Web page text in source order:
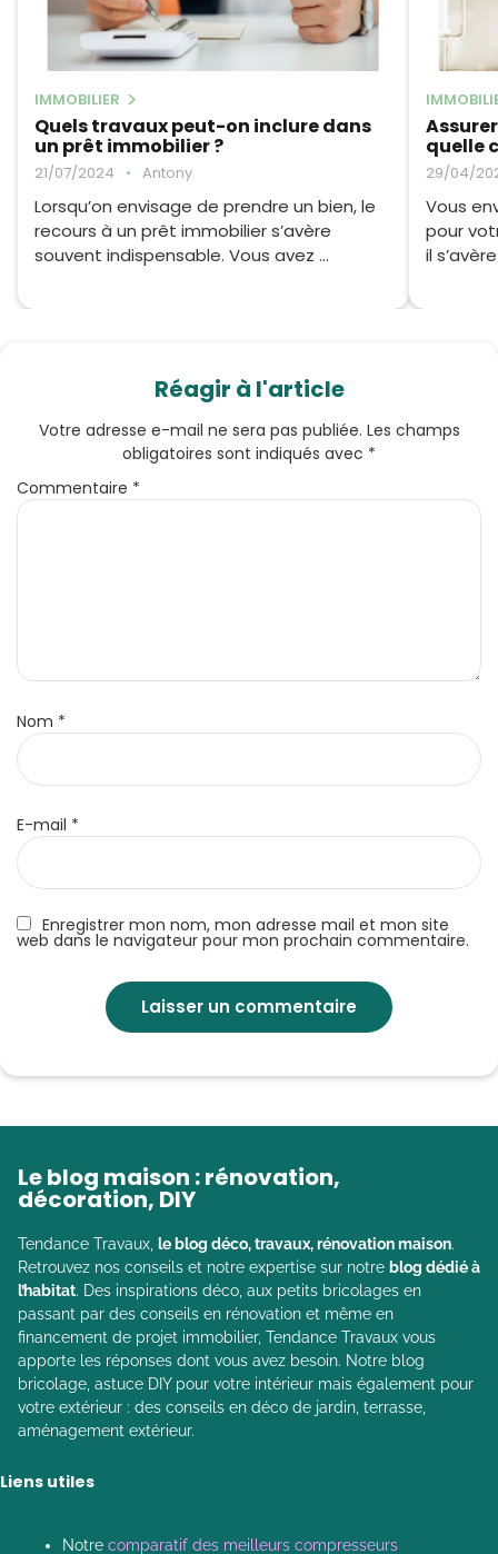
IMMOBILIER
Quels travaux peut-on inclure dans
un prêt immobilier ?
21/07/2024 • Antony
Lorsqu’on envisage de prendre un bien, le
recours à un prêt immobilier s’avère
souvent indispensable. Vous avez ...
quelle
29/04/
Vous
pour
il
Réagir à l'article
Enregistrer mon nom, mon adresse mail et mon site
web dans le navigateur pour mon prochain commentaire.
Votre adresse e-mail ne sera pas publiée. Les champs
obligatoires sont indiqués avec *
Commentaire *
Nom *
E-mail *
Le blog maison : rénovation,
décoration, DIY
Tendance Travaux, le blog déco, travaux, rénovation maison.
Retrouvez nos conseils et notre expertise sur notre blog dédié à
l’habitat. Des inspirations déco, aux petits bricolages en
passant par des conseils en rénovation et même en
financement de projet immobilier, Tendance Travaux vous
apporte les réponses dont vous avez besoin. Notre blog
bricolage, astuce DIY pour votre intérieur mais également pour
votre extérieur : des conseils en déco de jardin, terrasse,
aménagement extérieur.
Liens utiles
Notre comparatif des meilleurs compresseurs